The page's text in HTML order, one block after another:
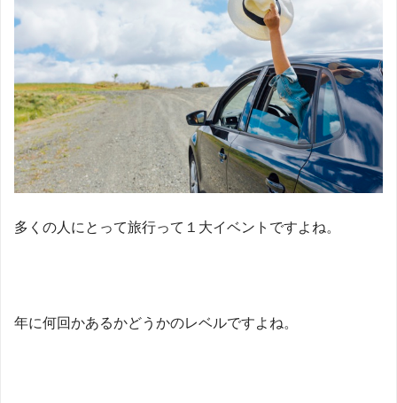
多くの人にとって旅行って１大イベントですよね。
年に何回かあるかどうかのレベルですよね。